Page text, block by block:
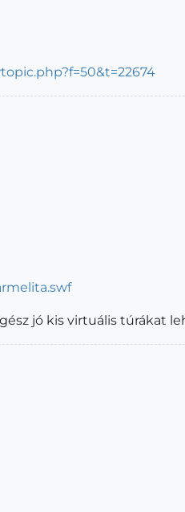
jó kis virtuális túrákat